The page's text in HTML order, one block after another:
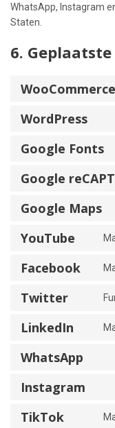
WhatsApp, Instagram
Staten.
6.
WooCommerce
WordPress
Google Fonts
Google
Google Maps
YouTube
Facebook
Twitter
LinkedIn
WhatsApp
Instagram
TikTok